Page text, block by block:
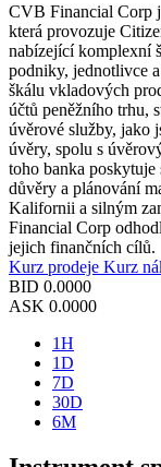
CVB Financial Corp
která provozuje
nabízející komplexní
podniky, jednotlivce
škálu vkladových
účtů peněžního trhu,
úvěrové služby, jako
úvěry, spolu s
toho banka
důvěry a plánování
Kalifornii a silným
Financial Corp
jejich finančních cílů.
Kurz prodeje Kurz
BID 0.0000
ASK 0.0000
1H
1D
7D
30D
6M